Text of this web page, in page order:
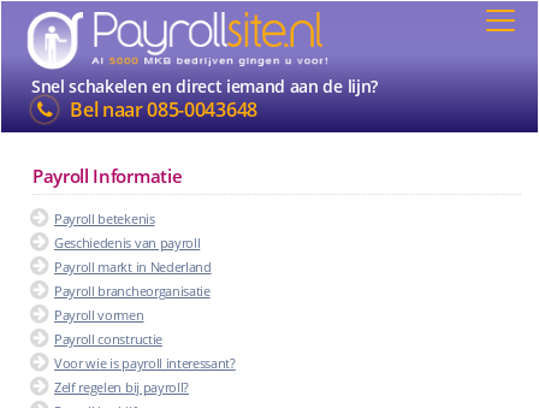
Snel schakelen en direct iemand aan de lijn?
Bel naar085-0043648
Payroll Informatie
Payroll betekenis
Geschiedenis van payroll
Payroll markt in Nederland
Payroll brancheorganisatie
Payroll vormen
Payroll constructie
Voor wie is payroll interessant?
Zelf regelen bij payroll?